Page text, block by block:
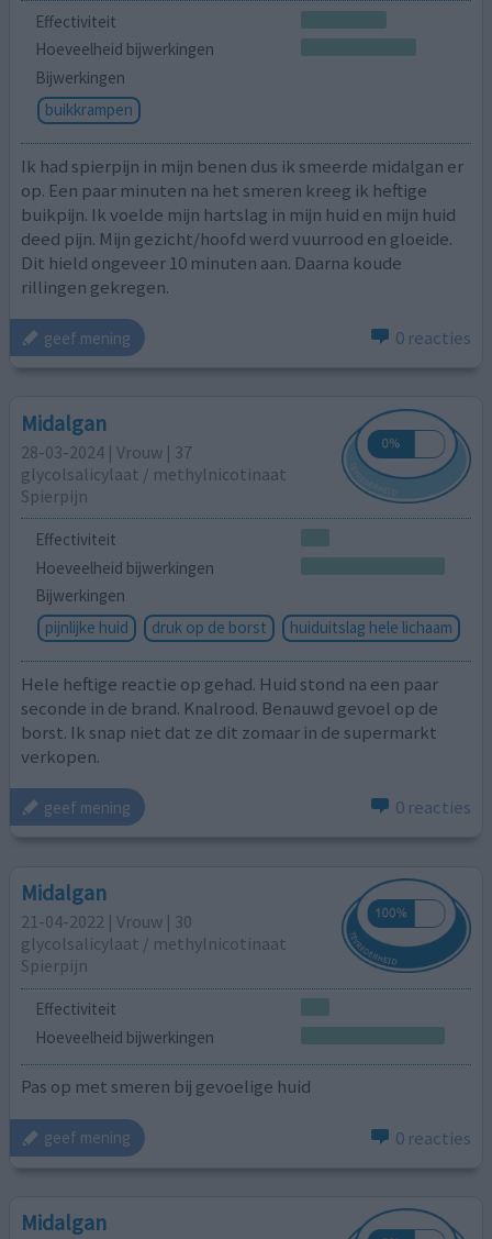
Effectiviteit
Hoeveelheid bijwerkingen
Bijwerkingen
buikkrampen
Ik had spierpijn in mijn benen dus ik smeerde midalgan er
op. Een paar minuten na het smeren kreeg ik heftige
buikpijn. Ik voelde mijn hartslag in mijn huid en mijn huid
deed pijn. Mijn gezicht/hoofd werd vuurrood en gloeide.
Dit hield ongeveer 10 minuten aan. Daarna koude
rillingen gekregen.
geef mening 0 reacties
Midalgan
28-03-2024 | Vrouw | 37
glycolsalicylaat / methylnicotinaat
Spierpijn
Effectiviteit
Hoeveelheid bijwerkingen
Bijwerkingen
pijnlijke huid
druk op de borst huiduitslag hele lichaam
Hele heftige reactie op gehad. Huid stond na een paar
seconde in de brand. Knalrood. Benauwd gevoel op de
borst. Ik snap niet dat ze dit zomaar in de supermarkt
verkopen.
geef mening 0 reacties
Midalgan
21-04-2022 | Vrouw | 30
glycolsalicylaat / methylnicotinaat
Spierpijn
Effectiviteit
Hoeveelheid bijwerkingen
Pas op met smeren bij gevoelige huid
geef mening 0 reacties
Midalgan